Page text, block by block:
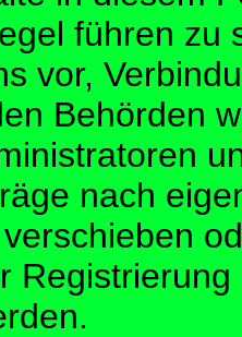
führen zu
vor,
Behörden
nach